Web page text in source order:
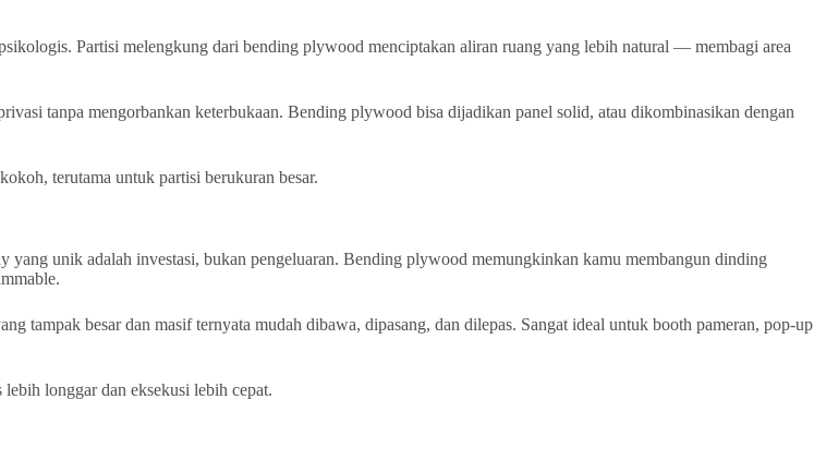
Partisi melengkung dari bending plywood menciptakan aliran ruang yang lebih natural — membagi area
tanpa mengorbankan keterbukaan. Bending plywood bisa dijadikan panel solid, atau dikombinasikan dengan
terutama untuk partisi berukuran besar.
yang unik adalah investasi, bukan pengeluaran. Bending plywood memungkinkan kamu membangun dinding
besar dan masif ternyata mudah dibawa, dipasang, dan dilepas. Sangat ideal untuk booth pameran, pop-up
longgar dan eksekusi lebih cepat.